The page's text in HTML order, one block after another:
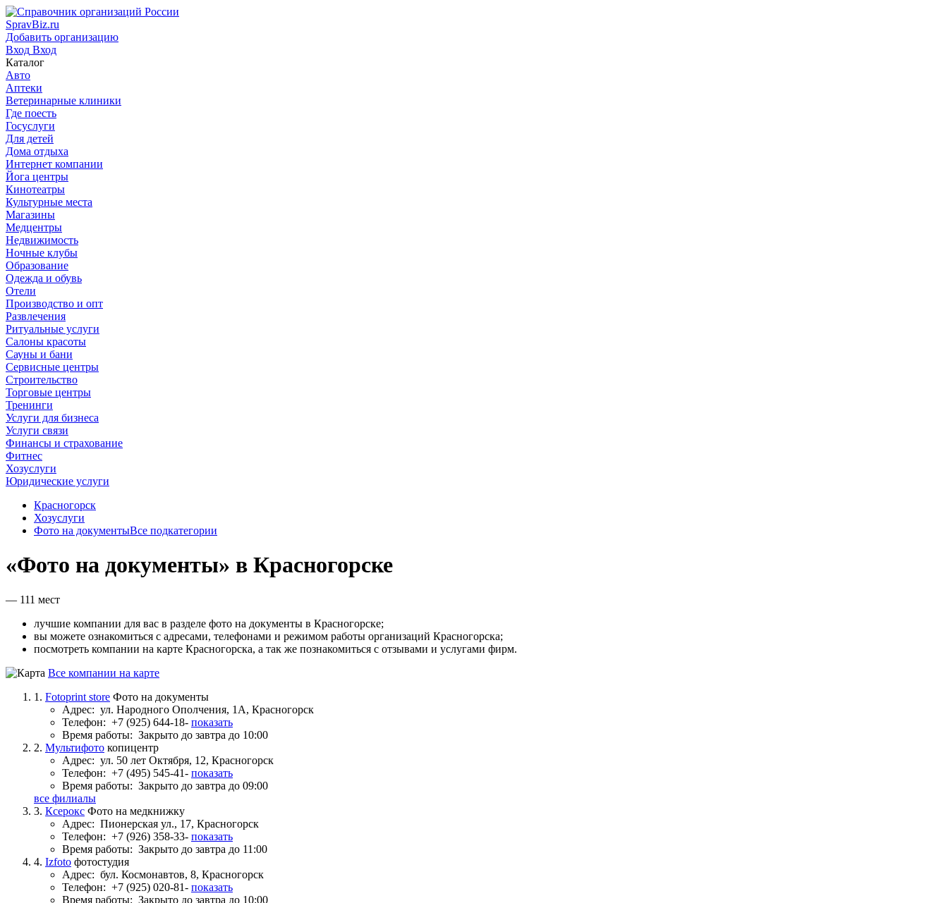
SpravBiz.ru
Добавить организацию
Вход Вход
Каталог
Авто
Аптеки
Ветеринарные клиники
Где поесть
Госуслуги
Для детей
Дома отдыха
Интернет компании
Йога центры
Кинотеатры
Культурные места
Магазины
Медцентры
Недвижимость
Ночные клубы
Образование
Одежда и обувь
Отели
Производство и опт
Развлечения
Ритуальные услуги
Салоны красоты
Сауны и бани
Сервисные центры
Строительство
Торговые центры
Тренинги
Услуги для бизнеса
Услуги связи
Финансы и страхование
Фитнес
Хозуслуги
Юридические услуги
Красногорск
Хозуслуги
Фото на документыВсе подкатегории
«Фото на документы» в Красногорске
— 111 мест
лучшие компании для вас в разделе фото на документы в Красногорске;
вы можете ознакомиться с адресами, телефонами и режимом работы организаций Красногорска;
посмотреть компании на карте Красногорска, а так же познакомиться с отзывами и услугами фирм.
Все компании на карте
1. Fotoprint store Фото на документы
Адрес: ул. Народного Ополчения, 1А, Красногорск
Телефон: +7 (925) 644-18- показать
Время работы: Закрыто до завтра до 10:00
2. Мультифото копицентр
Адрес: ул. 50 лет Октября, 12, Красногорск
Телефон: +7 (495) 545-41- показать
Время работы: Закрыто до завтра до 09:00
все филиалы
3. Ксерокс Фото на медкнижку
Адрес: Пионерская ул., 17, Красногорск
Телефон: +7 (926) 358-33- показать
Время работы: Закрыто до завтра до 11:00
4. Izfoto фотостудия
Адрес: бул. Космонавтов, 8, Красногорск
Телефон: +7 (925) 020-81- показать
Время работы: Закрыто до завтра до 10:00